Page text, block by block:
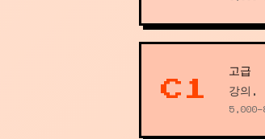
C1
고급
강의,